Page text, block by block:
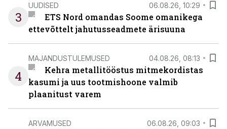
3
UUDISED 06.08.26, 10:29
ETS Nord omandas Soome omanikega
ettevõttelt jahutusseadmete ärisuuna
4
MAJANDUSTULEMUSED 04.08.26, 08:13
Kehra metallitööstus mitmekordistas
kasumi ja uus tootmishoone valmib
plaanitust varem
ARVAMUSED 06.08.26, 09:03